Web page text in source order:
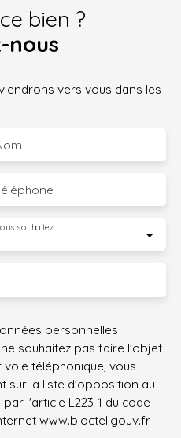
bien ?
nous
vers vous dans les
souhaitez
personnelles
souhaitez pas faire l'objet
téléphonique, vous
sur la liste d'opposition au
l'article L223-1 du code
www.bloctel.gouv.fr